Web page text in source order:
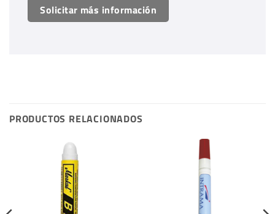
Solicitar más información
PRODUCTOS RELACIONADOS